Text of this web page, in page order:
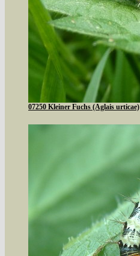
07250 Kleiner Fuchs (Aglais urticae)